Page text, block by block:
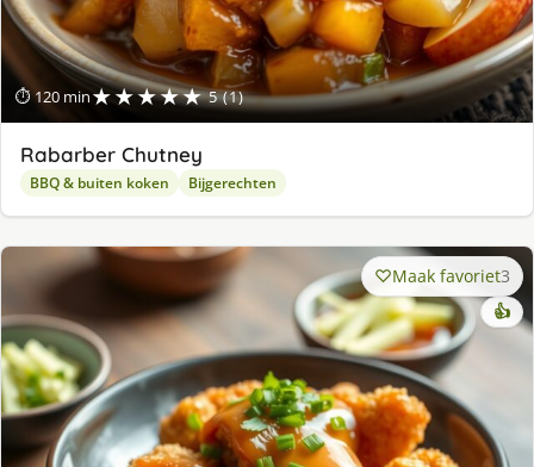
⏱ 120 min★★★★★ 5 (1)
Rabarber Chutney
BBQ & buiten koken Bijgerechten
Maak favoriet3
👍